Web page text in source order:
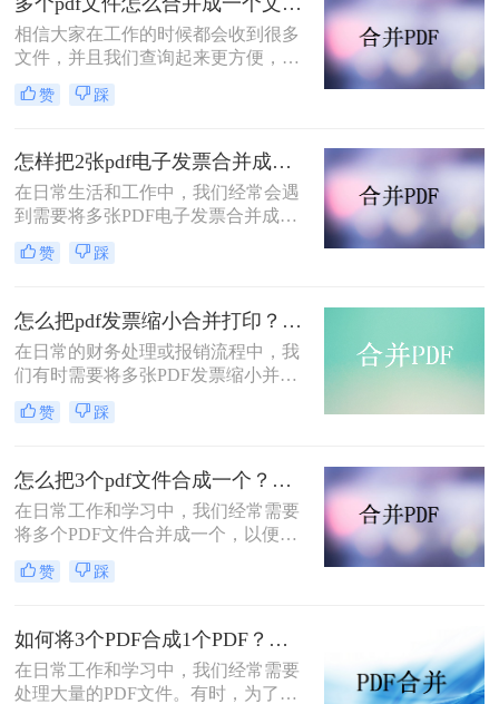
松实现多个PDF文件的合并。
相信大家在工作的时候都会收到很多
文件，并且我们查询起来更方便，对
某些文件进行了综合和归纳，因此，
当某些同类文件PDF文档希望将它们
工作是有益的，工作效率也会大大提
高，所以，怎样才能把多个PDF文件
迅速合并为一个PDF文件？今日小编
推荐一种非常有效的合并多个pdf文档
方法，帮助您快速实现多个pdf文件怎
么合并成一个文件！
赞 踩
怎样把2张pdf电子发票合并成一张pdf？这两种方法很实用！
在日常生活和工作中，我们经常会遇
到需要将多张PDF电子发票合并成一
张的情况，以便于保存、打印或发送
给他人。下面将介绍怎样把2张PDF电
的需求。
赞 踩
怎么把pdf发票缩小合并打印？分享三种方法帮助你解决！
​在日常的财务处理或报销流程中，我
们有时需要将多张PDF发票缩小并合
并后打印，以节省纸张并方便存档。
那么怎么把PDF发票缩小合并打印
助你轻松实现PDF发票的缩小合并打
印。
赞 踩
怎么把3个pdf文件合成一个？分享这三个方法可以给您！
在日常工作和学习中，我们经常需要
将多个PDF文件合并成一个，以便于
查阅、分享或存档。那么怎么把3个
PDF文件合成一个呢？本文将介绍三
方法，帮助读者轻松应对这一需求。
赞 踩
如何将3个PDF合成1个PDF？教你二种方法快速合并！
在日常工作和学习中，我们经常需要
处理大量的PDF文件。有时，为了方